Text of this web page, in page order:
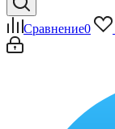
Сравнение0